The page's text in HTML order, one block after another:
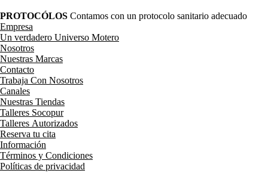
PROTOCÓLOS Contamos con un protocolo sanitario adecuado
Empresa
Un verdadero Universo Motero
Nosotros
Nuestras Marcas
Contacto
Trabaja Con Nosotros
Canales
Nuestras Tiendas
Talleres Socopur
Talleres Autorizados
Reserva tu cita
Información
Términos y Condiciones
Políticas de privacidad